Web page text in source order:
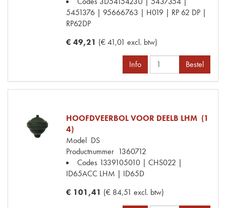
5451376 | 95666763 | H019 | RP 62 DP |
RP62DP
€ 49,21 (€ 41,01 excl. btw)
Info Bestel
HOOFDVEERBOL VOOR DEELB LHM (1
4)
Model DS
Productnummer 1360712
Codes 1339105010 | CHS022 |
ID65ACC LHM | ID65D
€ 101,41 (€ 84,51 excl. btw)